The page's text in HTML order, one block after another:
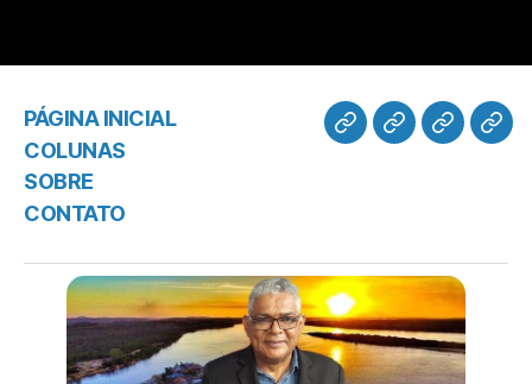
PÁGINA INICIAL
COLUNAS
SOBRE
CONTATO